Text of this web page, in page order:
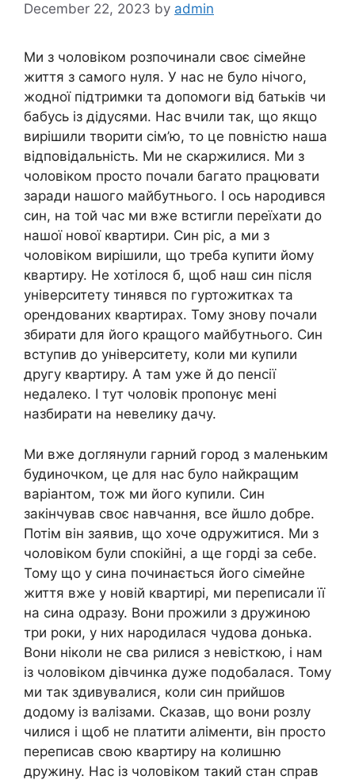
December 22, 2023 by admin
Ми з чоловіком розпочинали своє сімейне
життя з самого нуля. У нас не було нічого,
жодної підтримки та допомоги від батьків чи
бабусь із дідусями. Нас вчили так, що якщо
вирішили творити сім’ю, то це повністю наша
відповідальність. Ми не скаржилися. Ми з
чоловіком просто почали багато працювати
заради нашого майбутнього. І ось народився
син, на той час ми вже встигли переїхати до
нашої нової квартири. Син ріс, а ми з
чоловіком вирішили, що треба купити йому
квартиру. Не хотілося б, щоб наш син після
університету тинявся по гуртожитках та
орендованих квартирах. Тому знову почали
збирати для його кращого майбутнього. Син
вступив до університету, коли ми купили
другу квартиру. А там уже й до пенсії
недалеко. І тут чоловік пропонує мені
назбирати на невелику дачу.
Ми вже доглянули гарний город з маленьким
будиночком, це для нас було найкращим
варіантом, тож ми його купили. Син
закінчував своє навчання, все йшло добре.
Потім він заявив, що хоче одружитися. Ми з
чоловіком були спокійні, а ще горді за себе.
Тому що у сина починається його сімейне
життя вже у новій квартирі, ми переписали її
на сина одразу. Вони прожили з дружиною
три роки, у них народилася чудова донька.
Вони ніколи не сва рилися з невісткою, і нам
із чоловіком дівчинка дуже подобалася. Тому
ми так здивувалися, коли син прийшов
додому із валізами. Сказав, що вони розлу
чилися і щоб не платити аліменти, він просто
переписав свою квартиру на колишню
дружину. Нас із чоловіком такий стан справ